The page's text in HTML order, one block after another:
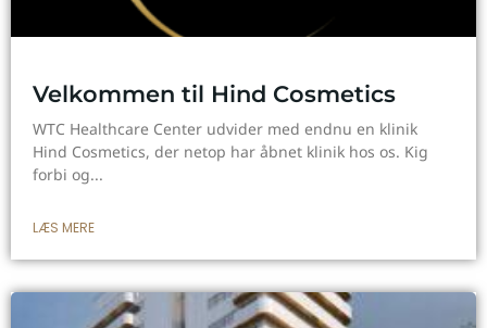
Velkommen til Hind Cosmetics
WTC Healthcare Center udvider med endnu en klinik
Hind Cosmetics, der netop har åbnet klinik hos os. Kig
forbi og
LÆS MERE